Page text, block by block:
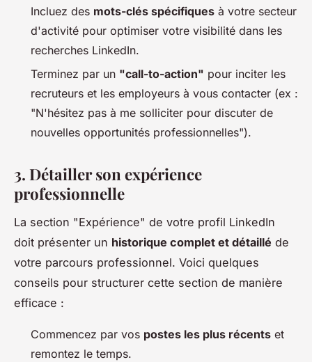
Incluez des mots-clés spécifiques à votre secteur
d'activité pour optimiser votre visibilité dans les
recherches LinkedIn.
Terminez par un "call-to-action" pour inciter les
recruteurs et les employeurs à vous contacter (ex :
"N'hésitez pas à me solliciter pour discuter de
nouvelles opportunités professionnelles").
3. Détailler son expérience
professionnelle
La section "Expérience" de votre profil LinkedIn
doit présenter un historique complet et détaillé de
votre parcours professionnel. Voici quelques
conseils pour structurer cette section de manière
efficace :
Commencez par vos postes les plus récents et
remontez le temps.